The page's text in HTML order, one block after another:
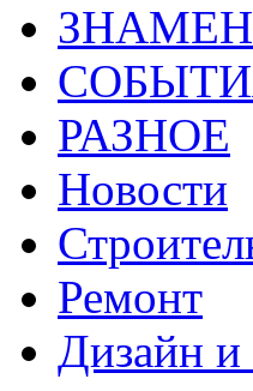
РАЗНОЕ
Новости
Ремонт
Дизайн и